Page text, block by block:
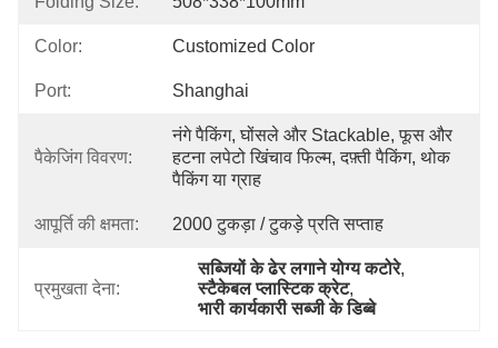
Color: Customized Color
Port: Shanghai
पैकेजिंग विवरण:
नंगे पैकिंग, घोंसले और Stackable, फूस और
हटना लपेटो खिंचाव फिल्म, दफ़्ती पैकिंग, थोक
पैकिंग या ग्राह
आपूर्ति की क्षमता: 2000 टुकड़ा / टुकड़े प्रति सप्ताह
प्रमुखता देना:
सब्जियों के ढेर लगाने योग्य कटोरे,
स्टैकेबल प्लास्टिक क्रेट,
भारी कार्यकारी सब्जी के डिब्बे